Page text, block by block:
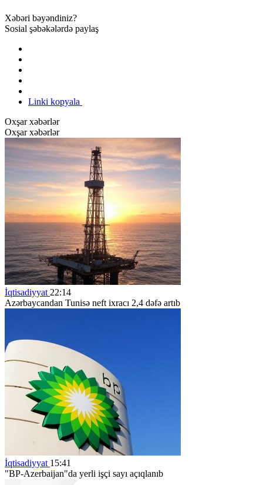
Xəbəri bəyəndiniz?
Sosial şəbəkələrdə paylaş
Linki kopyala
Oxşar xəbərlər
Oxşar xəbərlər
İqtisadiyyat 22:14
Azərbaycandan Tunisə neft ixracı 2,4 dəfə artıb
İqtisadiyyat 15:41
"BP-Azerbaijan"da yerli işçi sayı açıqlanıb